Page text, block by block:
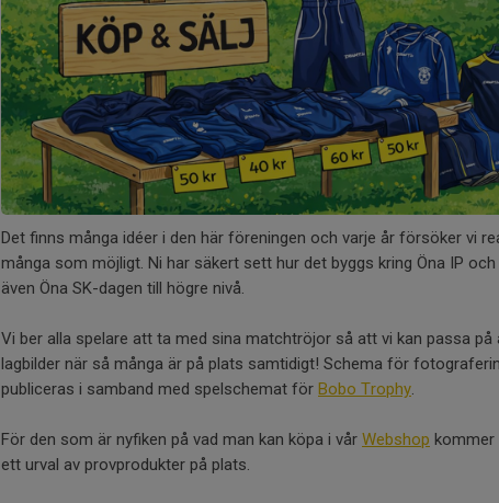
Det finns många idéer i den här föreningen och varje år försöker vi
många som möjligt. Ni har säkert sett hur det byggs kring Öna IP
även Öna SK-dagen till högre nivå.
Vi ber alla spelare att ta med sina matchtröjor så att vi kan passa på
lagbilder när så många är på plats samtidigt! Schema för
publiceras i samband med spelschemat för Bobo Trophy.
För den som är nyfiken på vad man kan köpa i vår Webshop kommer
ett urval av provprodukter på plats.